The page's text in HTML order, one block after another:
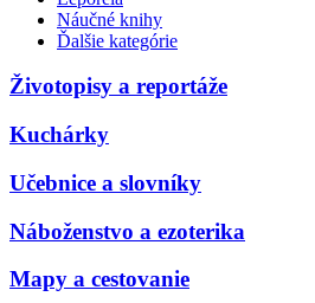
Náučné knihy
Ďalšie kategórie
Životopisy a reportáže
Kuchárky
Učebnice a slovníky
Náboženstvo a ezoterika
Mapy a cestovanie